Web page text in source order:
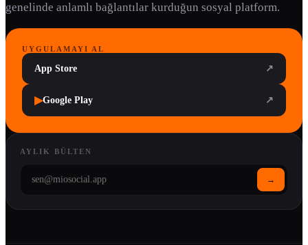
genelinde anlamlı bağlantılar kurduğun sosyal platform.
UYGULAMAYI AL
App Store ↗
▶Google Play ↗
AYLIK BÜLTEN
→